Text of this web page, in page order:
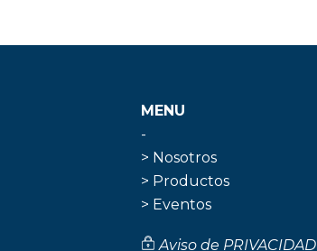
MENU
-
> Nosotros
> Productos
> Eventos
Aviso de PRIVACIDAD